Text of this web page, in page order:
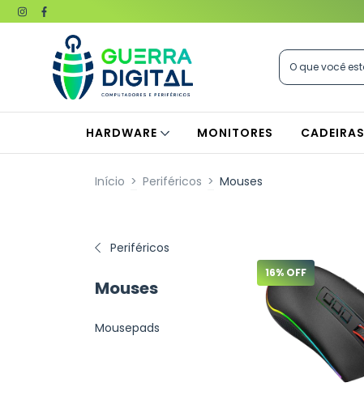
HARDWARE MONITORES CADEIRAS
Início > Periféricos > Mouses
Periféricos
Mouses
Mousepads
16% OFF